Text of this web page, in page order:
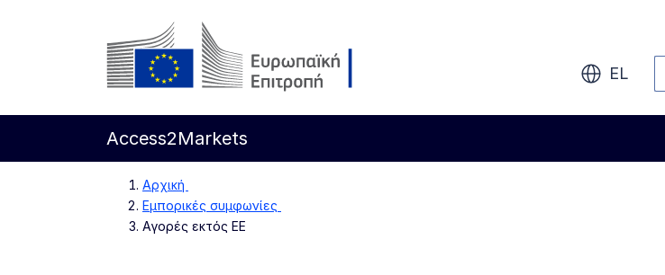
Απευθείας μετάβαση στο κύριο περιεχόμενο
EL
Access2Markets
Αρχική
Εμπορικές συμφωνίες
Αγορές εκτός ΕΕ